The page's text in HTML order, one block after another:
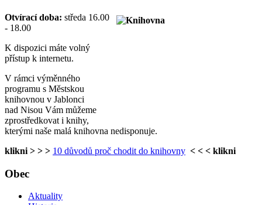
Otvírací doba: středa 16.00
- 18.00
K dispozici máte volný
přístup k internetu.
V rámci výměnného
programu s Městskou
knihovnou v Jablonci
nad Nisou Vám můžeme
zprostředkovat i knihy,
kterými naše malá knihovna nedisponuje.
klikni > > > 10 důvodů proč chodit do knihovny < < < klikni
Obec
Aktuality